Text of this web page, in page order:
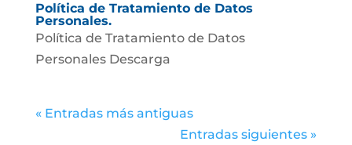
Política de Tratamiento de Datos
Personales.
Política de Tratamiento de Datos
Personales Descarga
« Entradas más antiguas
Entradas siguientes »